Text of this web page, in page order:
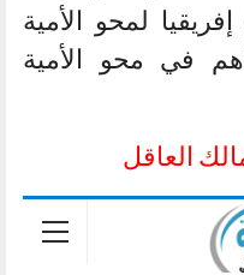
لمحو الأمية
في محو الأمية
العاقل